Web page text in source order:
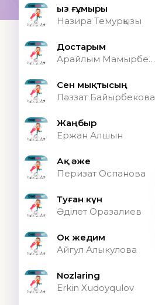
Қыз ғұмыры
Назира Темурқызы
Достарым
Арайлым Мамырбекқызы
Сен мықтысың
Ләззат Байырбекова
Жаңбыр
Ержан Алшын
Ақ әже
Перизат Оспанова
Туған күн
Әділет Оразалиев
Ок жедим
Айгул Алыкулова
Nozlaring
Erkin Xudoyqulov